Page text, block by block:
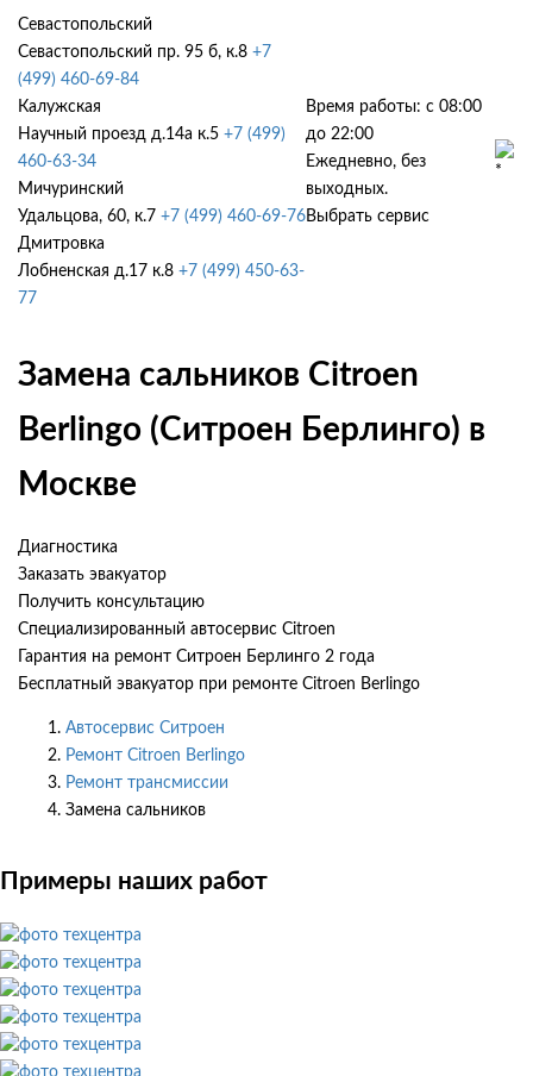
Севастопольский
Севастопольский пр. 95 б, к.8 +7
(499) 460-69-84
Калужская
Научный проезд д.14а к.5 +7 (499)
460-63-34
Мичуринский
Удальцова, 60, к.7 +7 (499) 460-69-76
Дмитровка
Лобненская д.17 к.8 +7 (499) 450-63-
77
Время работы: с 08:00
до 22:00
Ежедневно, без
выходных.
Выбрать сервис
Замена сальников Citroen
Berlingo (Ситроен Берлинго) в
Москве
Диагностика
Заказать эвакуатор
Получить консультацию
Специализированный автосервис Citroen
Гарантия на ремонт Ситроен Берлинго 2 года
Бесплатный эвакуатор при ремонте Citroen Berlingo
Автосервис Ситроен
Ремонт Citroen Berlingo
Ремонт трансмиссии
Замена сальников
Примеры наших работ